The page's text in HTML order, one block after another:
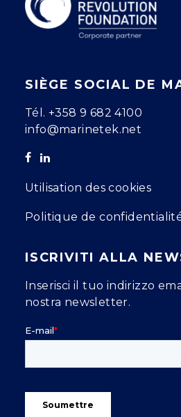
SIÈGE SOCIAL DE
Tél. +358 9 682 4100
info@marinetek.net
Utilisation des cookies
Politique de
ISCRIVITI ALLA
Inserisci il tuo indirizzo
nostra newsletter.